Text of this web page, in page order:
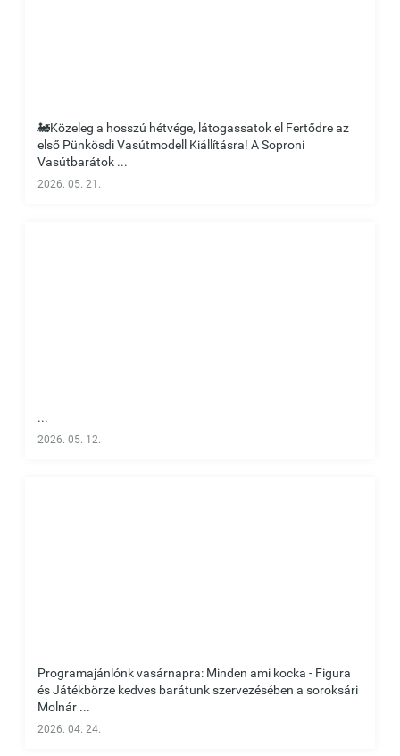
🚂Közeleg a hosszú hétvége, látogassatok el Fertődre az
első Pünkösdi Vasútmodell Kiállításra! A Soproni
Vasútbarátok ...
2026. 05. 21.
...
2026. 05. 12.
Programajánlónk vasárnapra: Minden ami kocka - Figura
és Játékbörze kedves barátunk szervezésében a soroksári
Molnár ...
2026. 04. 24.